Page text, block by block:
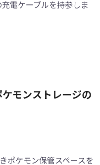
電ケーブルを持参しま
モンストレージの
ポケモン保管スペースを